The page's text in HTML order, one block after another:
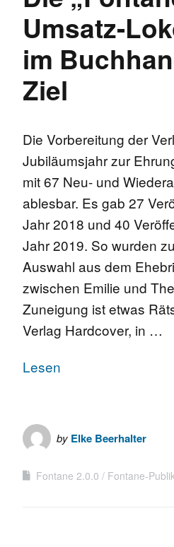
Umsatz-
im
Ziel
Die Vorbereitung der
Jubiläumsjahr zur
mit 67 Neu- und
ablesbar. Es gab 27
Jahr 2018 und 40
Jahr 2019. So wurden
Auswahl aus dem
zwischen Emilie und
Zuneigung ist etwas
Verlag Hardcover, in …
Lesen
by Elke Beerhalter
Fontane 2.0.0 Fontane-